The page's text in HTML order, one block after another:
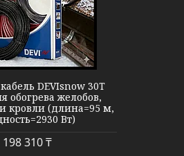
DEVIsnow 30T
обогрева желобов,
кровли (длина=95 м,
Вт)
198 310 ₸